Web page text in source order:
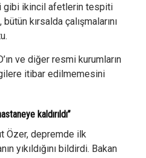
gibi ikincil afetlerin tespiti
kırsalda çalışmalarını
ve diğer resmi kurumların
itibar edilmemesini
kaldırıldı”
Özer, depremde ilk
yıkıldığını bildirdi. Bakan